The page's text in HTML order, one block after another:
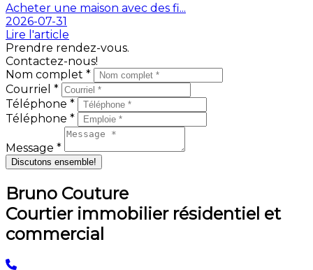
Acheter une maison avec des fi...
2026-07-31
Lire l'article
Prendre rendez-vous.
Contactez-nous!
Nom complet *
Courriel *
Téléphone *
Téléphone *
Message *
Discutons ensemble!
Bruno Couture
Courtier immobilier résidentiel et
commercial